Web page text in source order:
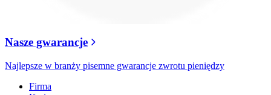
Nasze gwarancje
Najlepsze w branży pisemne gwarancje zwrotu pieniędzy
Firma